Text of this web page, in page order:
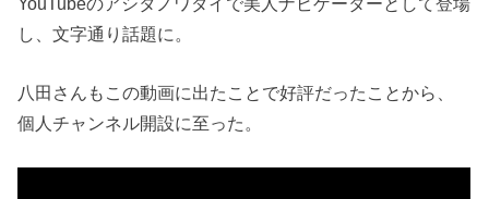
し、文字通り話題に。
八田さんもこの動画に出たことで好評だったことから、
個人チャンネル開設に至った。